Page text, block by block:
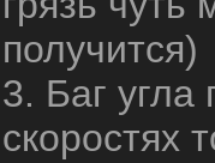
получится)
3. Баг угла
скоростях